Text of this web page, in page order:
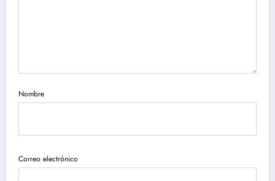
Nombre
Correo electrónico